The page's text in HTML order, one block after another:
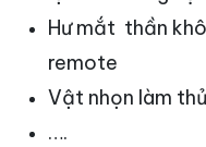
Hư mắt thần
remote
Vật nhọn làm
….